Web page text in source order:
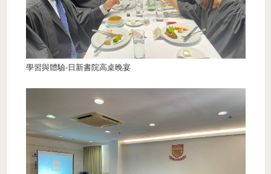
學習與體驗-日新書院高桌晚宴